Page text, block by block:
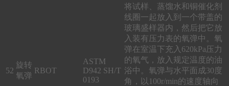
52
旋转
氧弹
RBOT
ASTM
D942 SH/T
0193
将试样、蒸馏水和铜催化剂
线圈一起放入到一个带盖的
玻璃盛样器内，然后把它放
入装有压力表的氧弹中。氧
弹在室温下充入620kPa压力
的氧气，放入规定温度的油
浴中。氧弹与水平面成30度
角，以100r/min的速度轴向